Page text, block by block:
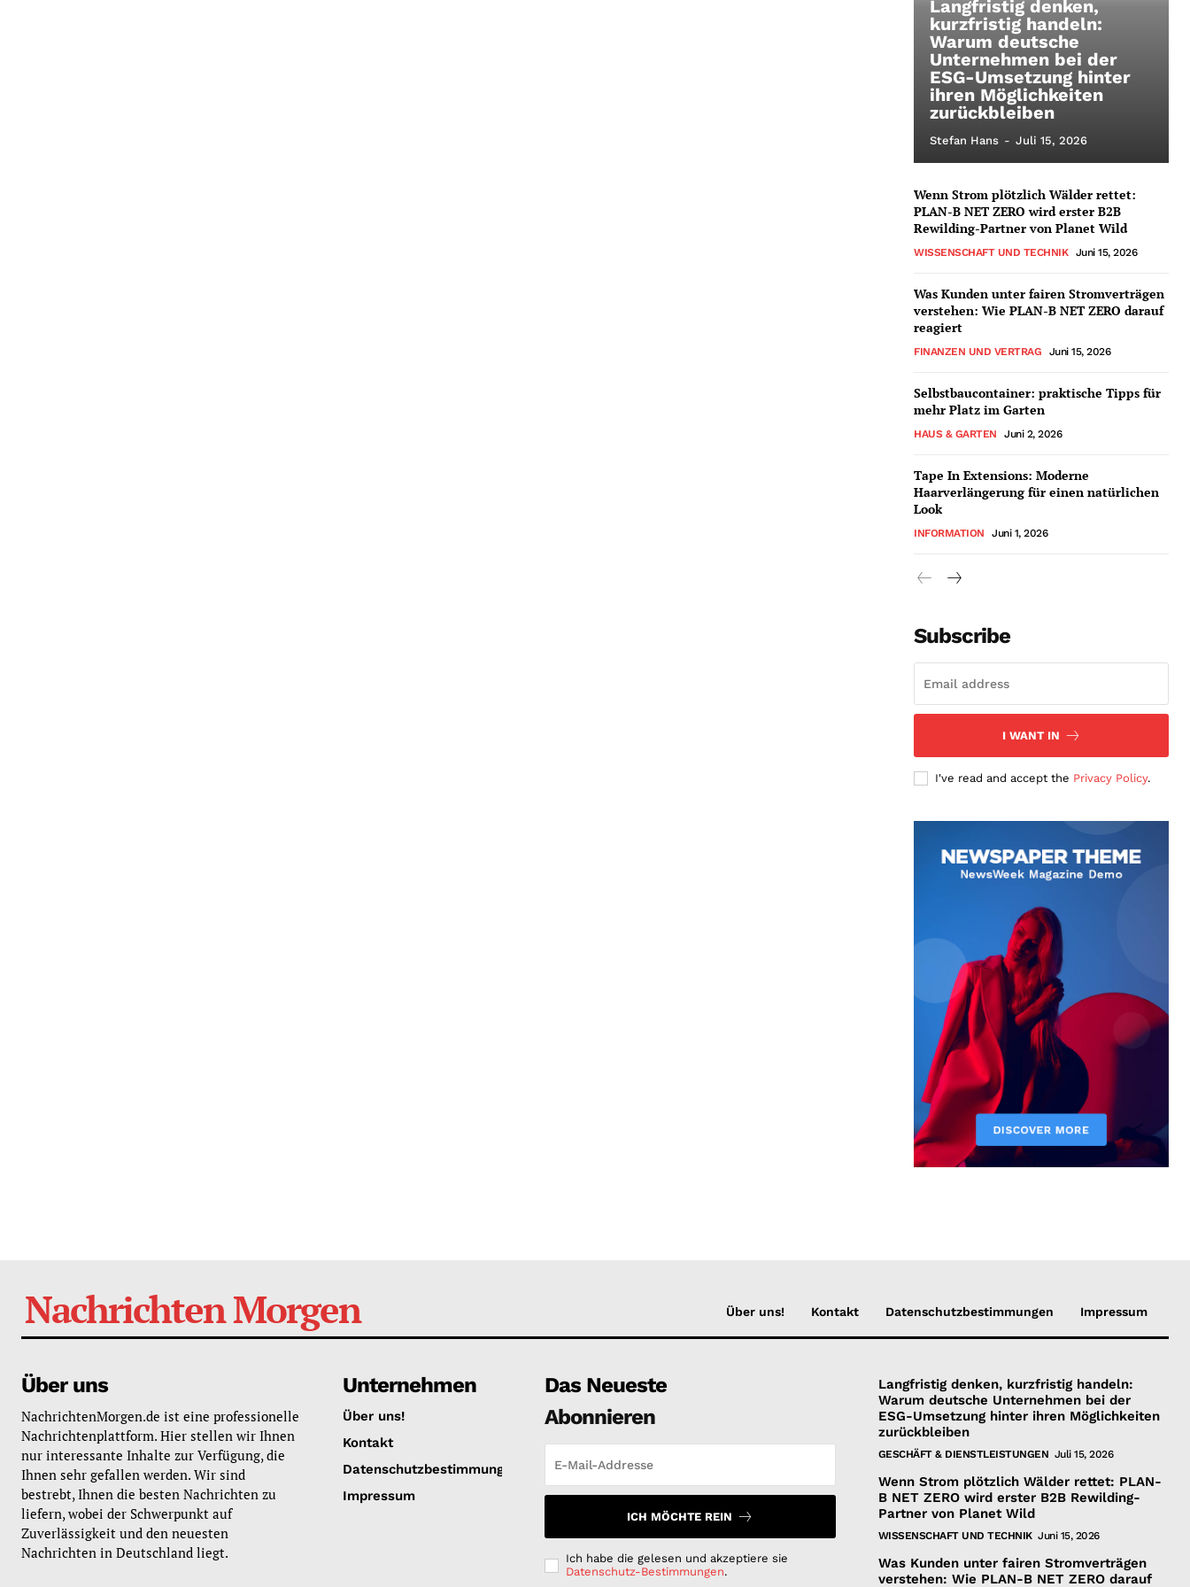
Langfristig denken,
kurzfristig handeln:
Warum deutsche
Unternehmen bei der
ESG-Umsetzung hinter
ihren Möglichkeiten
zurückbleiben
Stefan Hans - Juli 15, 2026
Wenn Strom plötzlich Wälder rettet:
PLAN-B NET ZERO wird erster B2B
Rewilding-Partner von Planet Wild
WISSENSCHAFT UND TECHNIK Juni 15, 2026
Was Kunden unter fairen Stromverträgen
verstehen: Wie PLAN-B NET ZERO darauf
reagiert
FINANZEN UND VERTRAG Juni 15, 2026
Selbstbaucontainer: praktische Tipps für
mehr Platz im Garten
HAUS & GARTEN Juni 2, 2026
Tape In Extensions: Moderne
Haarverlängerung für einen natürlichen
Look
INFORMATION Juni 1, 2026
Subscribe
I WANT IN
I've read and accept the Privacy Policy.
Nachrichten Morgen Über uns! Kontakt Datenschutzbestimmungen Impressum
Über uns
NachrichtenMorgen.de ist eine professionelle
Nachrichtenplattform. Hier stellen wir Ihnen
nur interessante Inhalte zur Verfügung, die
Ihnen sehr gefallen werden. Wir sind
bestrebt, Ihnen die besten Nachrichten zu
liefern, wobei der Schwerpunkt auf
Zuverlässigkeit und den neuesten
Nachrichten in Deutschland liegt.
Unternehmen
Über uns!
Kontakt
Datenschutzbestimmungen
Impressum
Das Neueste
Abonnieren
ICH MÖCHTE REIN
Ich habe die gelesen und akzeptiere sie
Datenschutz-Bestimmungen.
Langfristig denken, kurzfristig handeln:
Warum deutsche Unternehmen bei der
ESG-Umsetzung hinter ihren Möglichkeiten
zurückbleiben
GESCHÄFT & DIENSTLEISTUNGEN Juli 15, 2026
Wenn Strom plötzlich Wälder rettet: PLAN-
B NET ZERO wird erster B2B Rewilding-
Partner von Planet Wild
WISSENSCHAFT UND TECHNIK Juni 15, 2026
Was Kunden unter fairen Stromverträgen
verstehen: Wie PLAN-B NET ZERO darauf